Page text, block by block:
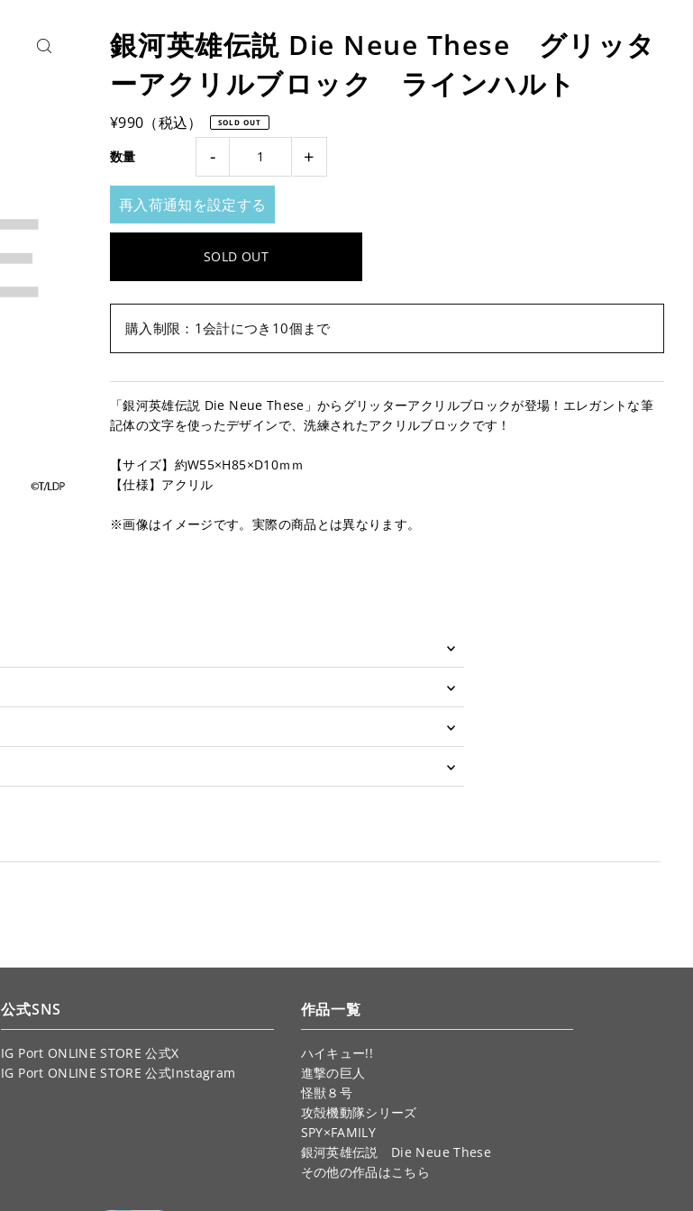
銀河英雄伝説 Die Neue These グリッタ
ーアクリルブロック ラインハルト
¥990（税込） SOLD OUT
数量 - +
再入荷通知を設定する
購入制限：1会計につき10個まで
「銀河英雄伝説 Die Neue These」からグリッターアクリルブロックが登場！エレガントな筆
記体の文字を使ったデザインで、洗練されたアクリルブロックです！
【サイズ】約W55×H85×D10ｍｍ
【仕様】アクリル
※画像はイメージです。実際の商品とは異なります。
公式SNS
IG Port ONLINE STORE 公式X
IG Port ONLINE STORE 公式Instagram
作品一覧
ハイキュー!!
進撃の巨人
怪獣８号
攻殻機動隊シリーズ
SPY×FAMILY
銀河英雄伝説 Die Neue These
その他の作品はこちら